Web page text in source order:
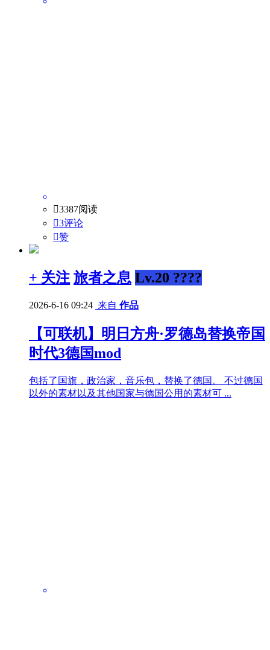
3387阅读
3评论
赞
+ 关注 旅者之息 Lv.20 ????
2026-6-16 09:24 来自 作品
【可联机】明日方舟·罗德岛替换帝国
时代3德国mod
包括了国旗，政治家，音乐包，替换了德国。 不过德国
以外的素材以及其他国家与德国公用的素材可 ...